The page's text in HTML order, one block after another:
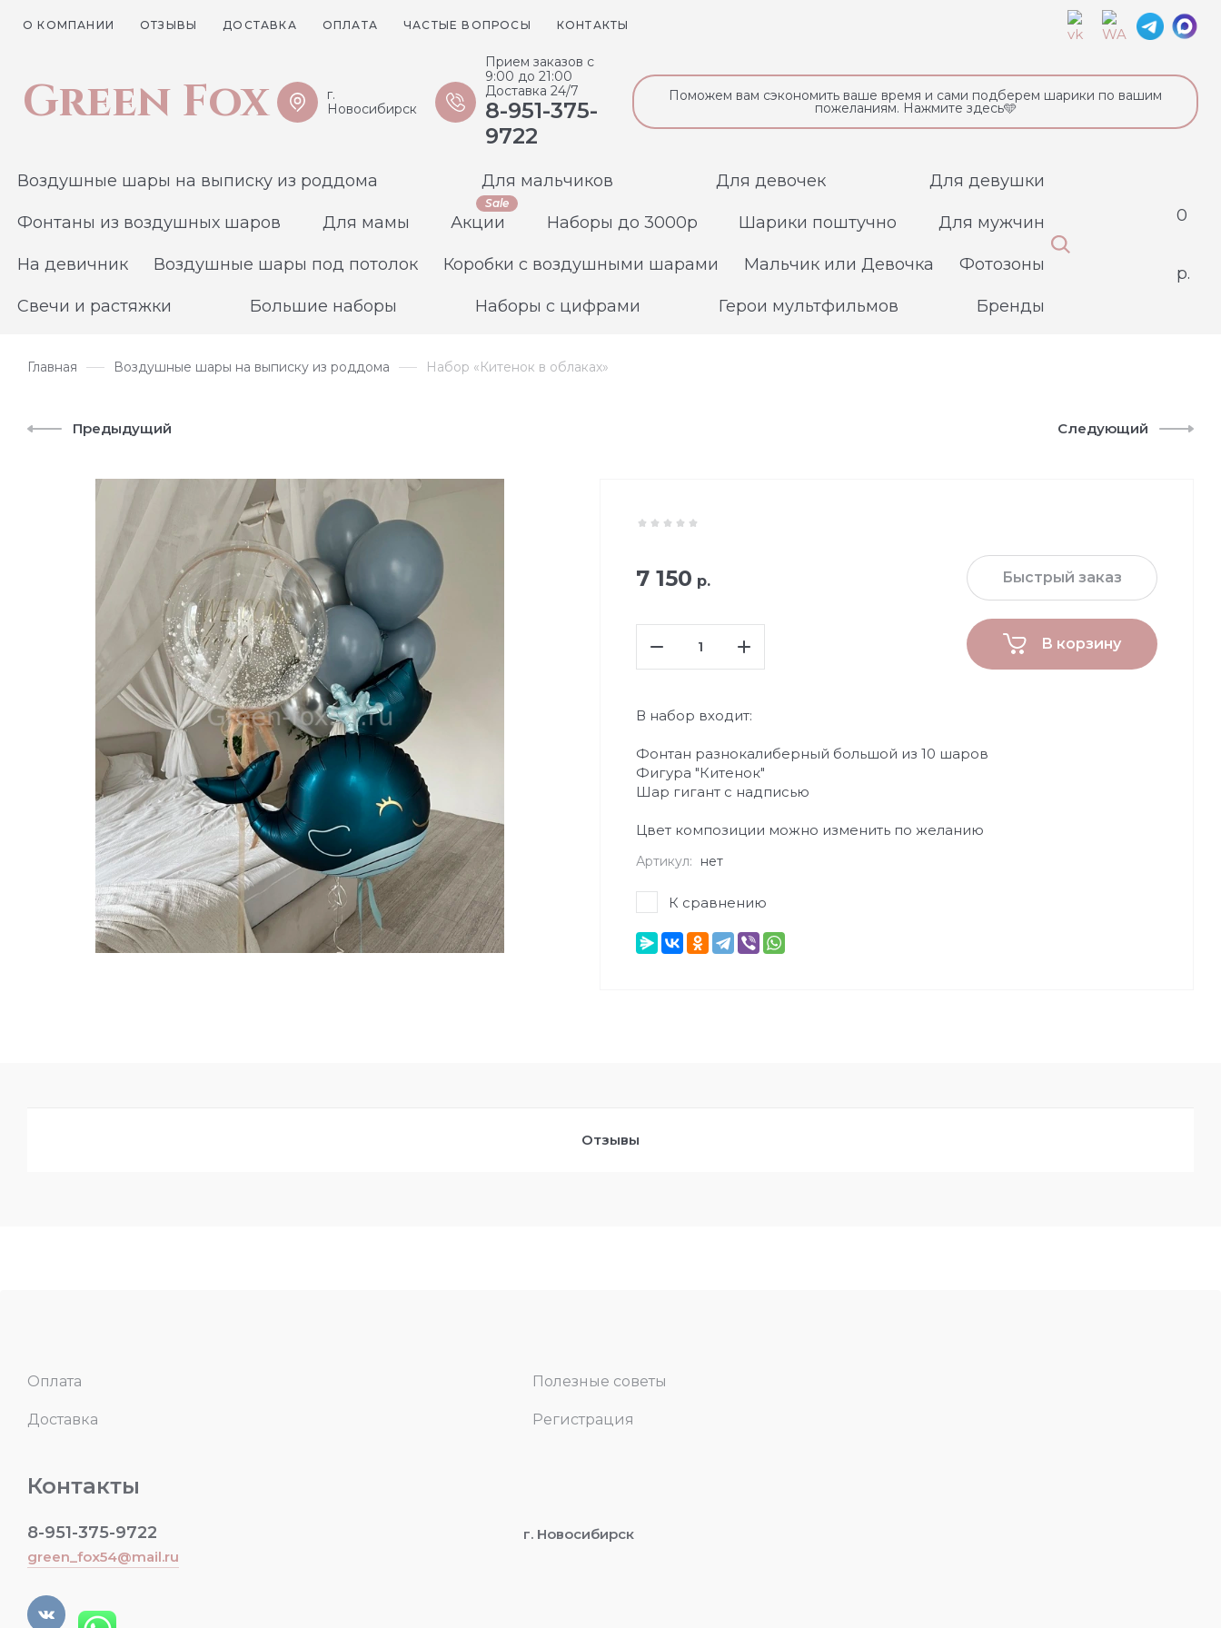
О КОМПАНИИ ОТЗЫВЫ ДОСТАВКА ОПЛАТА ЧАСТЫЕ ВОПРОСЫ КОНТАКТЫ
Green Fox
г.
Новосибирск
Прием заказов с
9:00 до 21:00
Доставка 24/7
8-951-375-
9722
Поможем вам сэкономить ваше время и сами подберем шарики по вашим
пожеланиям. Нажмите здесь🩵
Воздушные шары на выписку из роддома Для мальчиков Для девочек Для девушки
Фонтаны из воздушных шаров Для мамы
Sale
Акции Наборы до 3000р Шарики поштучно Для мужчин
На девичник Воздушные шары под потолок Коробки с воздушными шарами Мальчик или Девочка Фотозоны
Свечи и растяжки Большие наборы Наборы с цифрами Герои мультфильмов Бренды
0
р.
Главная Воздушные шары на выписку из роддома Набор «Китенок в облаках»
Предыдущий Следующий
7 150 р.
В корзину
Быстрый заказ
В набор входит:
Фонтан разнокалиберный большой из 10 шаров
Фигура "Китенок"
Шар гигант с надписью
Цвет композиции можно изменить по желанию
Артикул: нет
К сравнению
Отзывы
Оплата Полезные советы
Доставка Регистрация
Контакты
8-951-375-9722
green_fox54@mail.ru
г. Новосибирск